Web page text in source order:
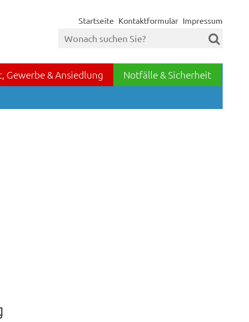
Startseite Kontaktformular Impressum
Gewerbe & Ansiedlung
Notfälle & Sicherheit